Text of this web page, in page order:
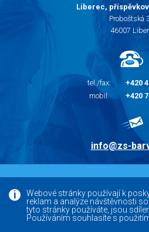
Webové stránky používají k
reklam a analýze návštěvnosti
tyto stránky používáte, jsou
Používáním souhlasíte s
Liberec,
Proboštská
46007
tel./fax:
+420
mobil:
+420
info@zs-
Facebook